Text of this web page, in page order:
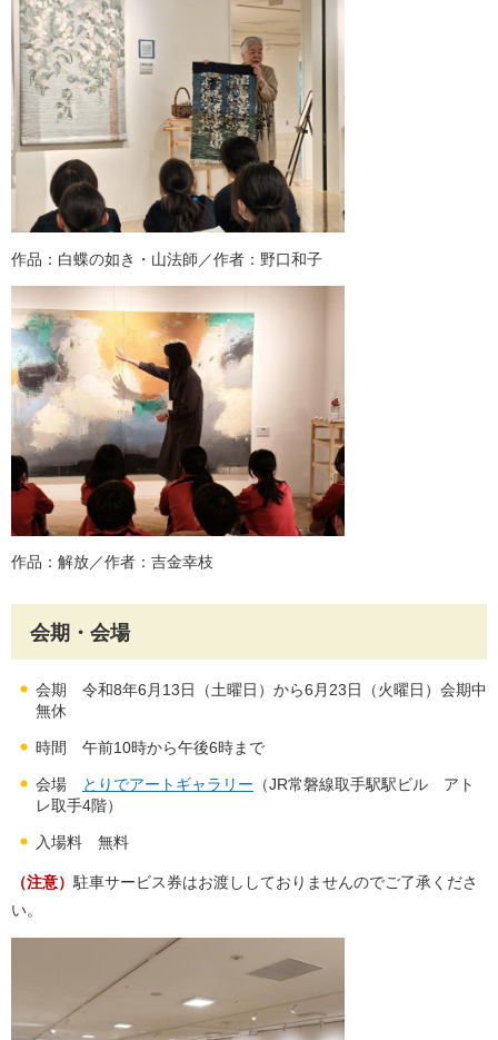
作品：白蝶の如き・山法師／作者：野口和子
作品：解放／作者：吉金幸枝
会期・会場
会期 令和8年6月13日（土曜日）から6月23日（火曜日）会期中
無休
時間 午前10時から午後6時まで
会場 とりでアートギャラリー （JR常磐線取手駅駅ビル アト
レ取手4階）
入場料 無料
（注意）駐車サービス券はお渡ししておりませんのでご了承くださ
い。